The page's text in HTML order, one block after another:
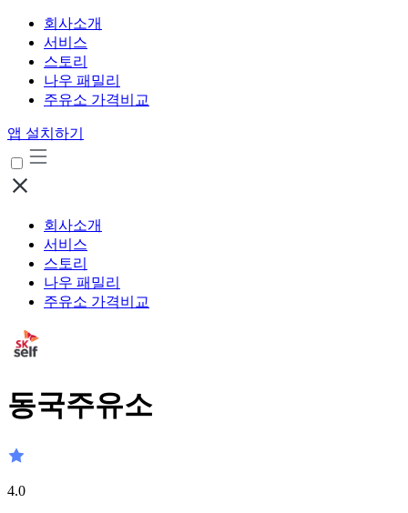
회사소개
서비스
스토리
나우 패밀리
주유소 가격비교
앱 설치하기
회사소개
서비스
스토리
나우 패밀리
주유소 가격비교
동국주유소
4.0